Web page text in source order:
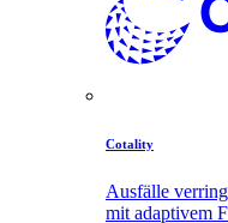
Cotality
Ausfälle
mit adaptivem